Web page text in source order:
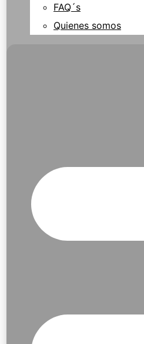
FAQ´s
Quienes somos